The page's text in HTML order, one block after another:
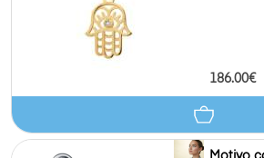
186.00€